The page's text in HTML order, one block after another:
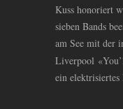
Kuss honoriert
sieben Bands
am See mit der
Liverpool
ein